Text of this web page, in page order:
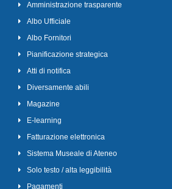
Amministrazione trasparente
Albo Ufficiale
Albo Fornitori
Pianificazione strategica
Atti di notifica
Diversamente abili
Magazine
E-learning
Fatturazione elettronica
Sistema Museale di Ateneo
Solo testo / alta leggibilità
Pagamenti